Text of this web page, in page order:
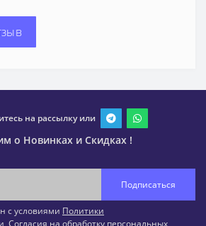
на рассылку или
о Новинках и Скидках !
Подписаться
с условиями Политики